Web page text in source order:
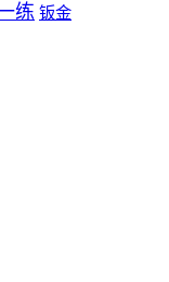
练 钣金